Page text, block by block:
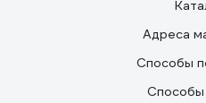
Адреса
Способы
Способы